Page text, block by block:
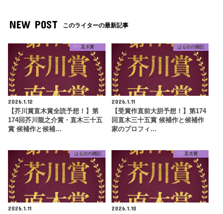
NEW POST このライターの最新記事
直木賞
2026.1.12
【芥川賞直木賞全読予想！】第
174回芥川龍之介賞・直木三十五
賞 候補作と候補…
はる坊の雑記
2026.1.11
【受賞作直前大胆予想！】第174
回直木三十五賞 候補作と候補作
家のプロフィ…
はる坊の雑記
2026.1.11
直木賞
2026.1.10